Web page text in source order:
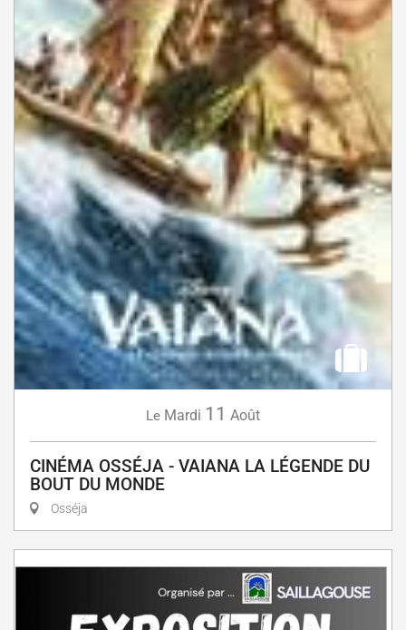
Le Mardi 11 Août
CINÉMA OSSÉJA - VAIANA LA LÉGENDE DU
BOUT DU MONDE
Osséja